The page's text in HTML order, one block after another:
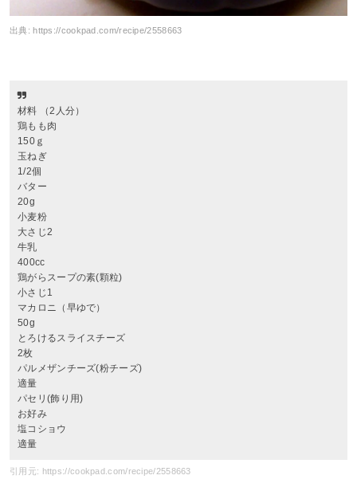
出典:https://cookpad.com/recipe/2558663
材料 （2人分）
鶏もも肉
150ｇ
玉ねぎ
1/2個
バター
20g
小麦粉
大さじ2
牛乳
400cc
鶏がらスープの素(顆粒)
小さじ1
マカロニ（早ゆで）
50g
とろけるスライスチーズ
2枚
パルメザンチーズ(粉チーズ)
適量
パセリ(飾り用)
お好み
塩コショウ
適量
引用元: https://cookpad.com/recipe/2558663